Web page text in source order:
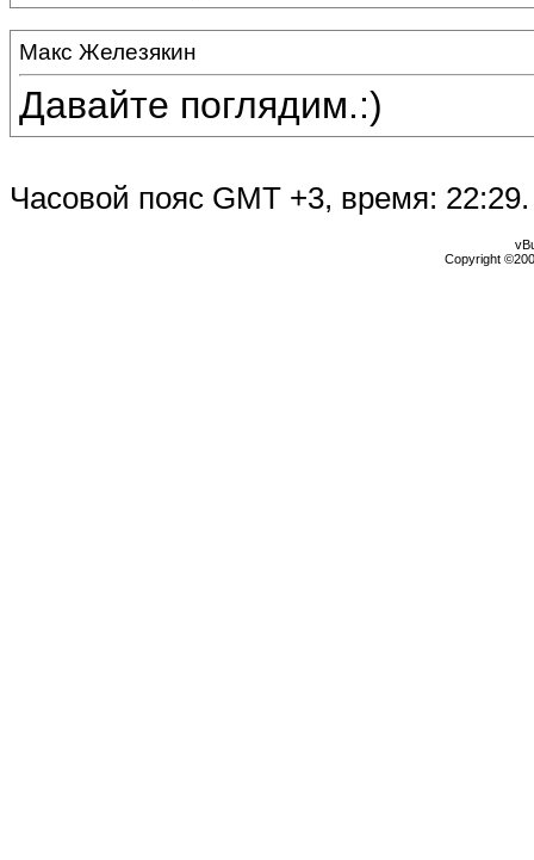
Макс Железякин
Давайте поглядим.:)
Часовой пояс GMT +3, время: 22:29.
Copyright